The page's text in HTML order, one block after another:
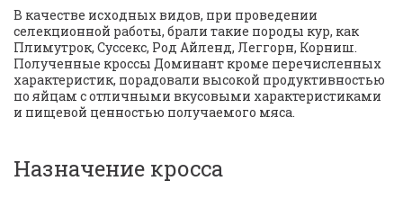
В качестве исходных видов, при проведении
селекционной работы, брали такие породы кур, как
Плимутрок, Суссекс, Род Айленд, Леггорн, Корниш.
Полученные кроссы Доминант кроме перечисленных
характеристик, порадовали высокой продуктивностью
по яйцам с отличными вкусовыми характеристиками
и пищевой ценностью получаемого мяса.
Назначение кросса